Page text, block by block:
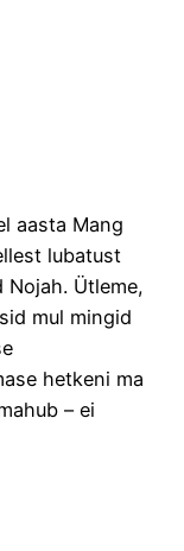
aasta Mang
lubatust
Nojah. Ütleme,
mul mingid
hetkeni ma
– ei